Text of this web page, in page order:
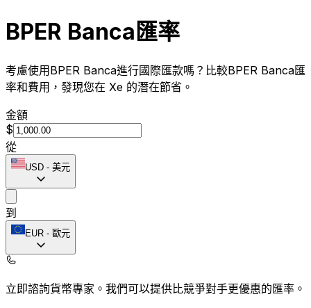
BPER Banca匯率
考慮使用BPER Banca進行國際匯款嗎？比較BPER Banca匯
率和費用，發現您在 Xe 的潛在節省。
金額
$
從
USD - 美元
到
EUR - 歐元
立即諮詢貨幣專家。 我們可以提供比競爭對手更優惠的匯率。